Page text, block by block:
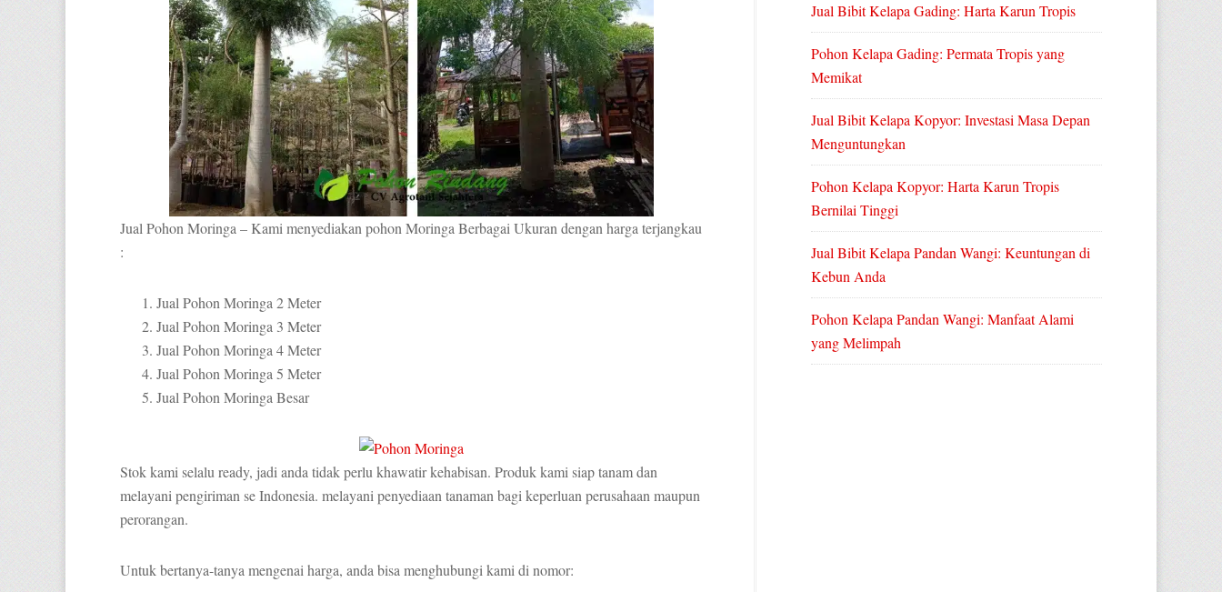
Jual Pohon Moringa – Kami menyediakan pohon Moringa Berbagai Ukuran dengan harga terjangkau
:
Jual Pohon Moringa 2 Meter
Jual Pohon Moringa 3 Meter
Jual Pohon Moringa 4 Meter
Jual Pohon Moringa 5 Meter
Jual Pohon Moringa Besar
Stok kami selalu ready, jadi anda tidak perlu khawatir kehabisan. Produk kami siap tanam dan
melayani pengiriman se Indonesia. melayani penyediaan tanaman bagi keperluan perusahaan maupun
perorangan.
Untuk bertanya-tanya mengenai harga, anda bisa menghubungi kami di nomor:
Jual Bibit Kelapa Gading: Harta Karun Tropis
Pohon Kelapa Gading: Permata Tropis yang
Memikat
Jual Bibit Kelapa Kopyor: Investasi Masa Depan
Menguntungkan
Pohon Kelapa Kopyor: Harta Karun Tropis
Bernilai Tinggi
Jual Bibit Kelapa Pandan Wangi: Keuntungan di
Kebun Anda
Pohon Kelapa Pandan Wangi: Manfaat Alami
yang Melimpah